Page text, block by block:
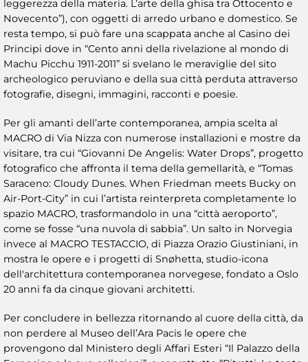
leggerezza della materia. L’arte della ghisa tra Ottocento e
Novecento”), con oggetti di arredo urbano e domestico. Se
resta tempo, si può fare una scappata anche al Casino dei
Principi dove in “Cento anni della rivelazione al mondo di
Machu Picchu 1911-2011” si svelano le meraviglie del sito
archeologico peruviano e della sua città perduta attraverso
fotografie, disegni, immagini, racconti e poesie.
Per gli amanti dell’arte contemporanea, ampia scelta al
MACRO di Via Nizza con numerose installazioni e mostre da
visitare, tra cui “Giovanni De Angelis: Water Drops”, progetto
fotografico che affronta il tema della gemellarità, e “Tomas
Saraceno: Cloudy Dunes. When Friedman meets Bucky on
Air-Port-City” in cui l’artista reinterpreta completamente lo
spazio MACRO, trasformandolo in una “città aeroporto”,
come se fosse “una nuvola di sabbia”. Un salto in Norvegia
invece al MACRO TESTACCIO, di Piazza Orazio Giustiniani, in
mostra le opere e i progetti di Snøhetta, studio-icona
dell'architettura contemporanea norvegese, fondato a Oslo
20 anni fa da cinque giovani architetti.
Per concludere in bellezza ritornando al cuore della città, da
non perdere al Museo dell’Ara Pacis le opere che
provengono dal Ministero degli Affari Esteri “Il Palazzo della